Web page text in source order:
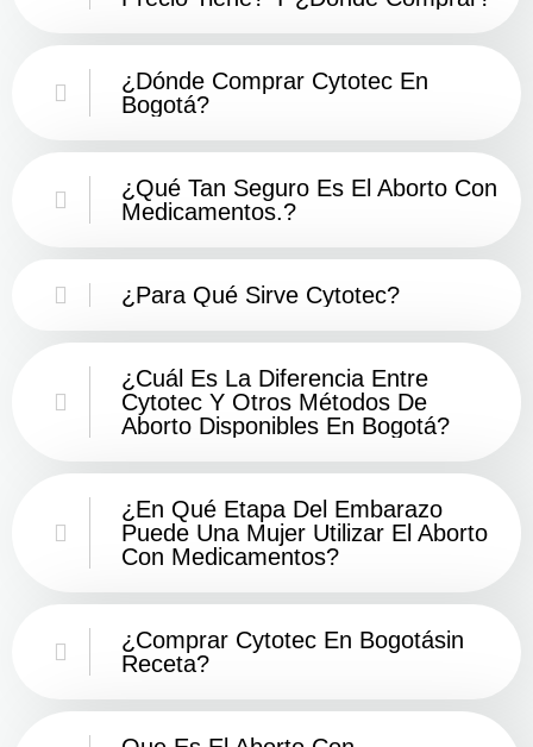
¿Dónde Comprar Cytotec En
Bogotá?
¿Qué Tan Seguro Es El Aborto Con
Medicamentos.?
¿Para Qué Sirve Cytotec?
¿Cuál Es La Diferencia Entre
Cytotec Y Otros Métodos De
Aborto Disponibles En Bogotá?
¿En Qué Etapa Del Embarazo
Puede Una Mujer Utilizar El Aborto
Con Medicamentos?
¿Comprar Cytotec En Bogotásin
Receta?